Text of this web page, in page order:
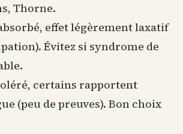
Thorne.
effet légèrement laxatif
Évitez si syndrome de
certains rapportent
(peu de preuves). Bon choix